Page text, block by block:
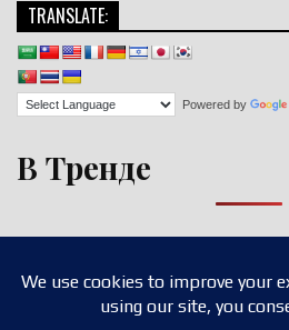
TRANSLATE:
Powered by
В Тренде
Design by